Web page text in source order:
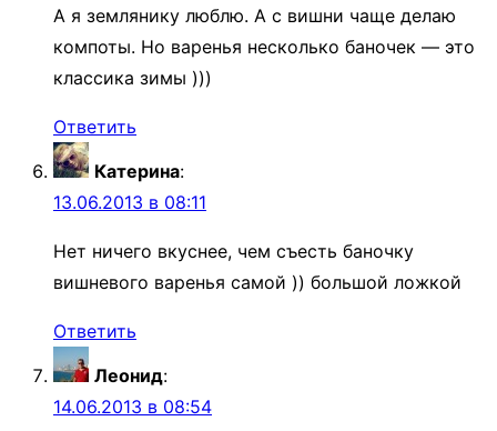
А я землянику люблю. А с вишни чаще делаю
компоты. Но варенья несколько баночек — это
классика зимы )))
Ответить
Катерина:
13.06.2013 в 08:11
Нет ничего вкуснее, чем съесть баночку
вишневого варенья самой )) большой ложкой
Ответить
Леонид:
14.06.2013 в 08:54